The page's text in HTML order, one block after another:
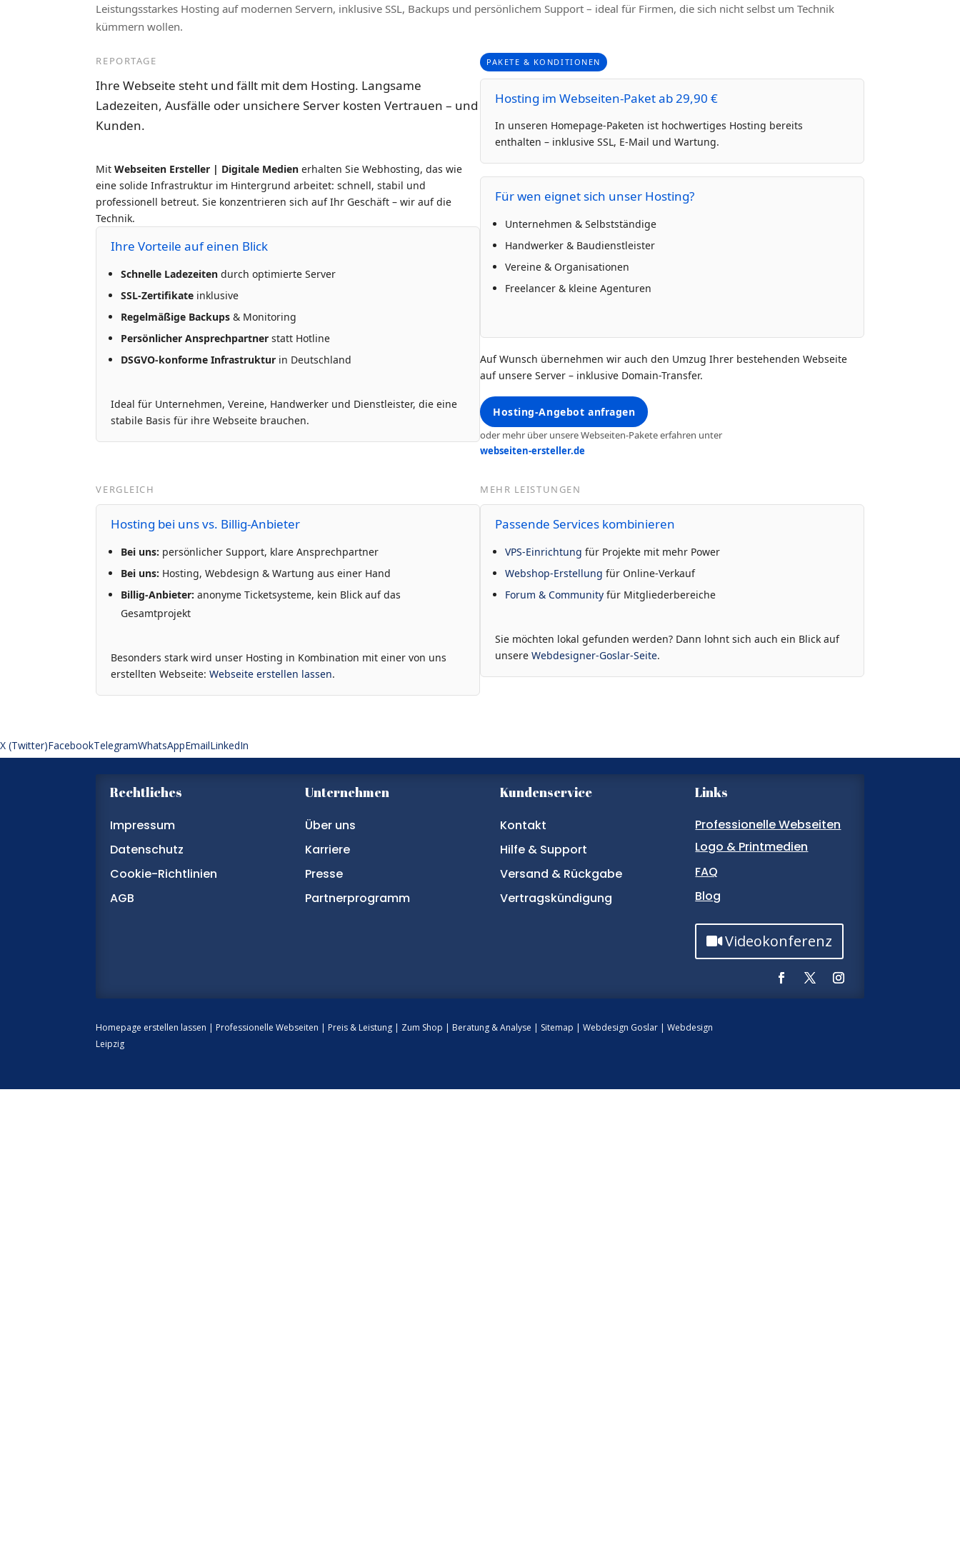
Leistungsstarkes Hosting auf modernen Servern, inklusive SSL, Backups und persönlichem Support – ideal für Firmen, die sich nicht selbst um Technik
kümmern wollen.
REPORTAGE
Ihre Webseite steht und fällt mit dem Hosting. Langsame
Ladezeiten, Ausfälle oder unsichere Server kosten Vertrauen – und
Kunden.
MitWebseiten Ersteller | Digitale Medien erhalten Sie Webhosting, das wie
eine solide Infrastruktur im Hintergrund arbeitet: schnell, stabil und
professionell betreut. Sie konzentrieren sich auf Ihr Geschäft – wir auf die
Technik.
Ihre Vorteile auf einen Blick
Schnelle Ladezeiten durch optimierte Server
SSL-Zertifikate inklusive
Regelmäßige Backups & Monitoring
Persönlicher Ansprechpartner statt Hotline
DSGVO-konforme Infrastruktur in Deutschland
Ideal für Unternehmen, Vereine, Handwerker und Dienstleister, die eine
stabile Basis für ihre Webseite brauchen.
PAKETE & KONDITIONEN
Hosting im Webseiten-Paket ab 29,90 €
In unseren Homepage-Paketen ist hochwertiges Hosting bereits
enthalten – inklusive SSL, E-Mail und Wartung.
Für wen eignet sich unser Hosting?
Unternehmen & Selbstständige
Handwerker & Baudienstleister
Vereine & Organisationen
Freelancer & kleine Agenturen
Auf Wunsch übernehmen wir auch den Umzug Ihrer bestehenden Webseite
auf unsere Server – inklusive Domain-Transfer.
Hosting-Angebot anfragen
oder mehr über unsere Webseiten-Pakete erfahren unter
webseiten-ersteller.de
VERGLEICH
Hosting bei uns vs. Billig-Anbieter
Bei uns: persönlicher Support, klare Ansprechpartner
Bei uns: Hosting, Webdesign & Wartung aus einer Hand
Billig-Anbieter: anonyme Ticketsysteme, kein Blick auf das
Gesamtprojekt
Besonders stark wird unser Hosting in Kombination mit einer von uns
erstellten Webseite:Webseite erstellen lassen.
MEHR LEISTUNGEN
Passende Services kombinieren
VPS-Einrichtung für Projekte mit mehr Power
Webshop-Erstellung für Online-Verkauf
Forum & Community für Mitgliederbereiche
Sie möchten lokal gefunden werden? Dann lohnt sich auch ein Blick auf
unsere Webdesigner-Goslar-Seite.
X (Twitter)FacebookTelegramWhatsAppEmailLinkedIn
Rechtliches
Impressum
Datenschutz
Cookie-Richtlinien
AGB
Unternehmen
Über uns
Karriere
Presse
Partnerprogramm
Kundenservice
Kontakt
Hilfe & Support
Versand & Rückgabe
Vertragskündigung
Links
Professionelle Webseiten
Logo & Printmedien
FAQ
Blog
Videokonferenz
Homepage erstellen lassen | Professionelle Webseiten | Preis & Leistung | Zum Shop | Beratung & Analyse | Sitemap |Webdesign Goslar |Webdesign
Leipzig